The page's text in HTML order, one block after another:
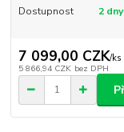
Dostupnost 2 dny
7 099,00 CZK/ks
5 866,94 CZK bez DPH